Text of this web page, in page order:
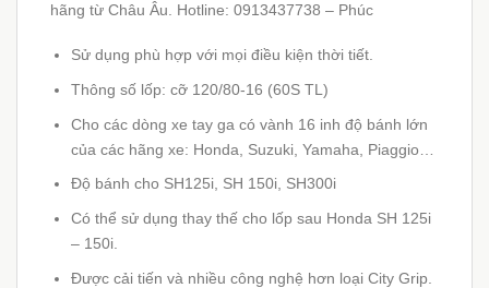
hãng từ Châu Âu. Hotline: 0913437738 – Phúc
Sử dụng phù hợp với mọi điều kiện thời tiết.
Thông số lốp: cỡ 120/80-16 (60S TL)
Cho các dòng xe tay ga có vành 16 inh độ bánh lớn
của các hãng xe: Honda, Suzuki, Yamaha, Piaggio…
Độ bánh cho SH125i, SH 150i, SH300i
Có thể sử dụng thay thế cho lốp sau Honda SH 125i
– 150i.
Được cải tiến và nhiều công nghệ hơn loại City Grip.